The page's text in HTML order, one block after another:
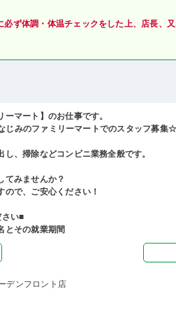
必ず体調・体温チェックをした上、店長、
マート】のお仕事です。
じみのファミリーマートでのスタッフ募集
、掃除などコンビニ業務全般です。
てみませんか？
で、ご安心ください！
さい■
とその就業期間
デンフロント店